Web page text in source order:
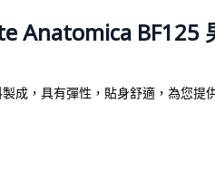
Anatomica BF125
成，具有彈性，貼身舒適，為您提